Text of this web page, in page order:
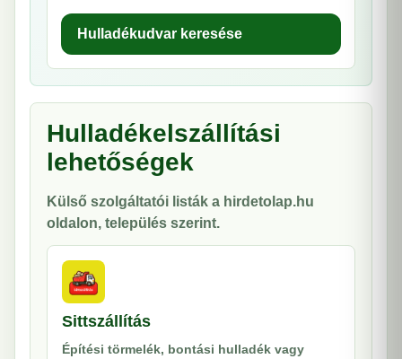
Hulladékudvar keresése
Hulladékelszállítási
lehetőségek
Külső szolgáltatói listák a hirdetolap.hu
oldalon, település szerint.
Sittszállítás
Építési törmelék, bontási hulladék vagy